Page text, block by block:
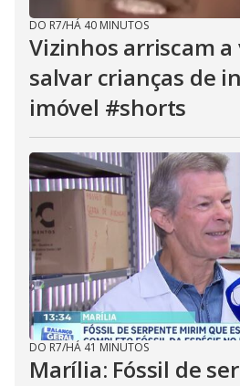
DO R7/HÁ 40 MINUTOS
Vizinhos arriscam a
salvar crianças de
imóvel #shorts
DO R7/HÁ 41 MINUTOS
Marília: Fóssil de